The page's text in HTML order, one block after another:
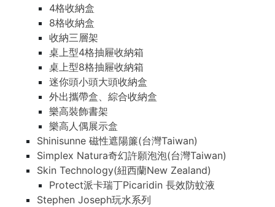
4格收納盒
8格收納盒
收納三層架
桌上型4格抽屜收納箱
桌上型8格抽屜收納箱
迷你頭小頭大頭收納盒
外出攜帶盒、綜合收納盒
樂高裝飾書架
樂高人偶展示盒
Shinisunne 磁性遮陽簾(台灣Taiwan)
Simplex Natura奇幻許願泡泡(台灣Taiwan)
Skin Technology(紐西蘭New Zealand)
Protect派卡瑞丁Picaridin 長效防蚊液
Stephen Joseph玩水系列